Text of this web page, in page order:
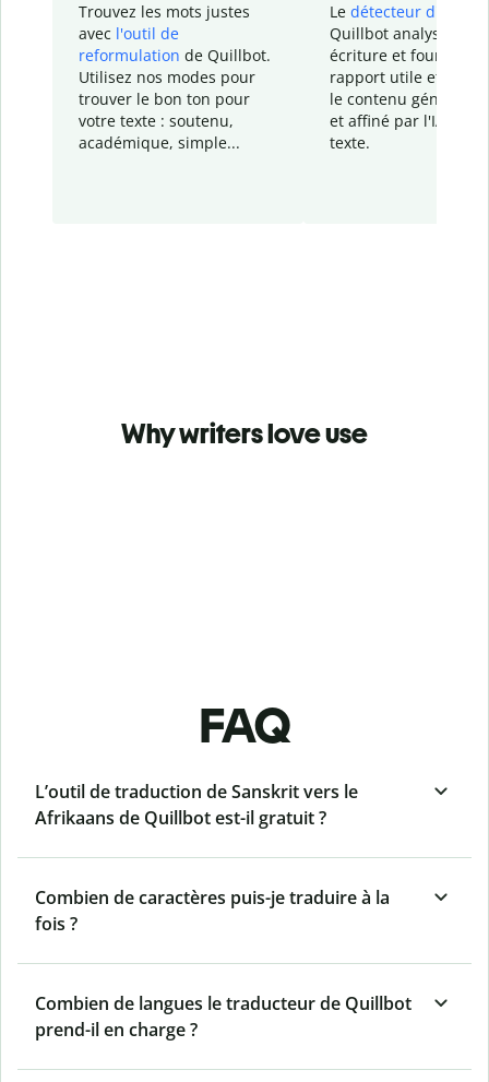
Trouvez les mots justes
avec l'outil de
reformulation de Quillbot.
Utilisez nos modes pour
trouver le bon ton pour
votre texte : soutenu,
académique, simple...
Le détecteur d'IA
Quillbot analyse votre
écriture et fournit un
rapport utile et
le contenu généré
et affiné par l'IA
texte.
Why writers love use
FAQ
L’outil de traduction de Sanskrit vers le
Afrikaans de Quillbot est-il gratuit ?
Combien de caractères puis-je traduire à la
fois ?
Combien de langues le traducteur de Quillbot
prend-il en charge ?